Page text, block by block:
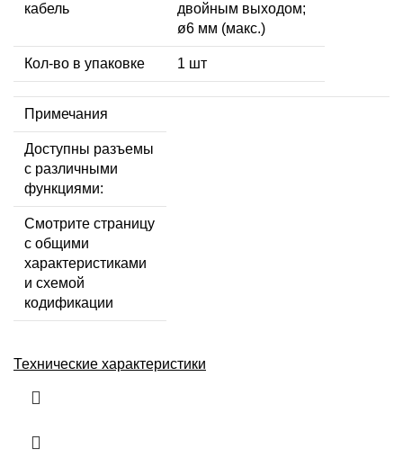
кабель
двойным выходом;
ø6 мм (макс.)
Кол-во в упаковке 1 шт
Примечания
Доступны разъемы
с различными
функциями:
Смотрите страницу
с общими
характеристиками
и схемой
кодификации
Технические характеристики